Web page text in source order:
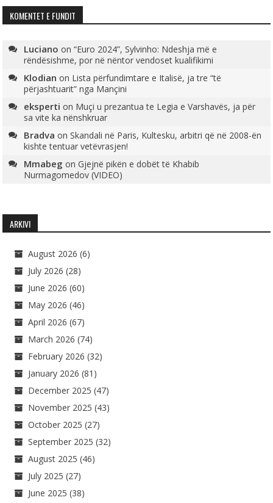
KOMENTET E FUNDIT
Luciano on“Euro 2024”, Sylvinho: Ndeshja më e
rëndësishme, por në nëntor vendoset kualifikimi
Klodian on Lista përfundimtare e Italisë, ja tre “të
përjashtuarit” nga Mançini
eksperti on Muçi u prezantua te Legia e Varshavës, ja për
sa vite ka nënshkruar
Bradva onSkandali në Paris, Kultesku, arbitri që në 2008-ën
kishte tentuar vetëvrasjen!
Mmabeg onGjejnë pikën e dobët të Khabib
Nurmagomedov (VIDEO)
ARKIVI
August 2026 (6)
July 2026 (28)
June 2026 (60)
May 2026 (46)
April 2026 (67)
March 2026 (74)
February 2026 (32)
January 2026 (81)
December 2025 (47)
November 2025 (43)
October 2025 (27)
September 2025 (32)
August 2025 (46)
July 2025 (27)
June 2025 (38)